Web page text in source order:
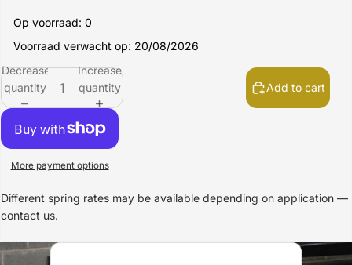
Op voorraad: 0
Voorraad verwacht op: 20/08/2026
Decrease
quantity
Increase
quantity
Add to cart
More payment options
Different spring rates may be available depending on application —
contact us.